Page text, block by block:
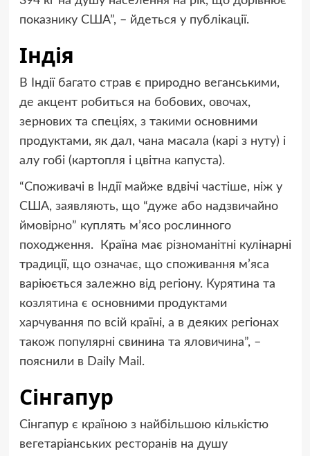
показнику США”, – йдеться у публікації.
Індія
В Індії багато страв є природно веганськими,
де акцент робиться на бобових, овочах,
зернових та спеціях, з такими основними
продуктами, як дал, чана масала (карі з нуту) і
алу гобі (картопля і цвітна капуста).
“Споживачі в Індії майже вдвічі частіше, ніж у
США, заявляють, що “дуже або надзвичайно
ймовірно” куплять м’ясо рослинного
походження. Країна має різноманітні кулінарні
традиції, що означає, що споживання м’яса
варіюється залежно від регіону. Курятина та
козлятина є основними продуктами
харчування по всій країні, а в деяких регіонах
також популярні свинина та яловичина”, –
пояснили в Daily Mail.
Сінгапур
Сінгапур є країною з найбільшою кількістю
вегетаріанських ресторанів на душу